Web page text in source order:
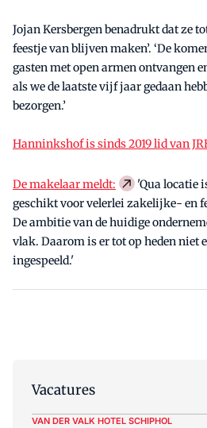
Jojan Kersbergen benadrukt dat ze
feestje van blijven maken’. ‘De
gasten met open armen ontvangen
als we de laatste vijf jaar gedaan
bezorgen.’
Hanninkshof is sinds 2019 lid van
De makelaar meldt:
'Qua locatie
geschikt voor velerlei zakelijke- en
De ambitie van de huidige
vlak. Daarom is er tot op heden niet
ingespeeld.'
Vacatures
VAN DER VALK HOTEL SCHIPHOL